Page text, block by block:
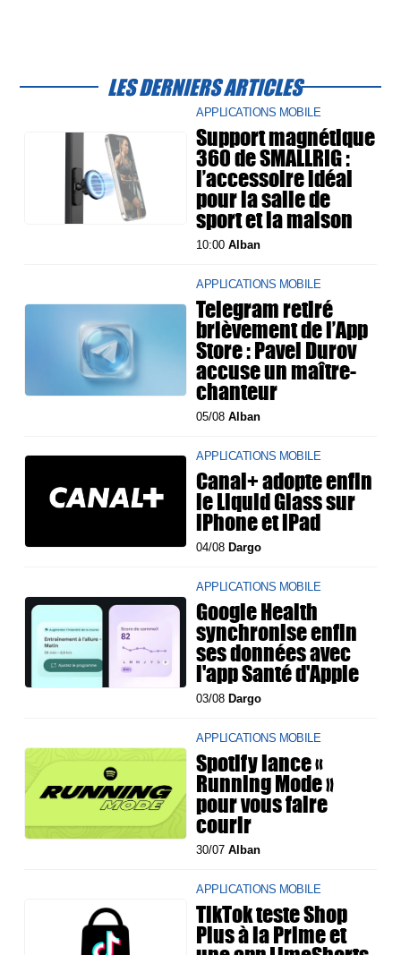
LES DERNIERS ARTICLES
APPLICATIONS MOBILE
Support magnétique
360 de SMALLRIG :
l’accessoire idéal
pour la salle de
sport et la maison
10:00Alban
APPLICATIONS MOBILE
Telegram retiré
brièvement de l’App
Store : Pavel Durov
accuse un maître-
chanteur
05/08Alban
APPLICATIONS MOBILE
Canal+ adopte enfin
le Liquid Glass sur
iPhone et iPad
04/08Dargo
APPLICATIONS MOBILE
Google Health
synchronise enfin
ses données avec
l'app Santé d'Apple
03/08Dargo
APPLICATIONS MOBILE
Spotify lance «
Running Mode »
pour vous faire
courir
30/07Alban
APPLICATIONS MOBILE
TikTok teste Shop
Plus à la Prime et